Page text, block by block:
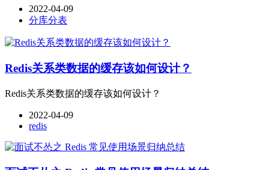
2022-04-09
分库分表
Redis关系类数据的缓存该如何设计？
Redis关系类数据的缓存该如何设计？
2022-04-09
redis